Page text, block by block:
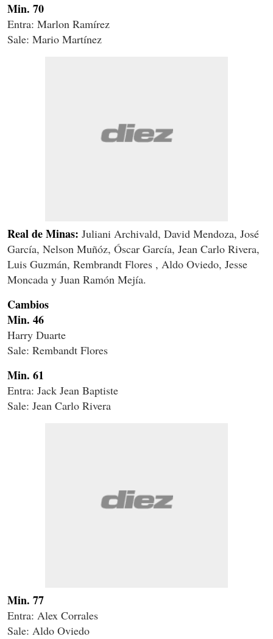
Min. 70
Entra: Marlon Ramírez
Sale: Mario Martínez
Real de Minas: Juliani Archivald, David Mendoza, José
García, Nelson Muñóz, Óscar García, Jean Carlo Rivera,
Luis Guzmán, Rembrandt Flores , Aldo Oviedo, Jesse
Moncada y Juan Ramón Mejía.
Cambios
Min. 46
Harry Duarte
Sale: Rembandt Flores
Min. 61
Entra: Jack Jean Baptiste
Sale: Jean Carlo Rivera
Min. 77
Entra: Alex Corrales
Sale: Aldo Oviedo